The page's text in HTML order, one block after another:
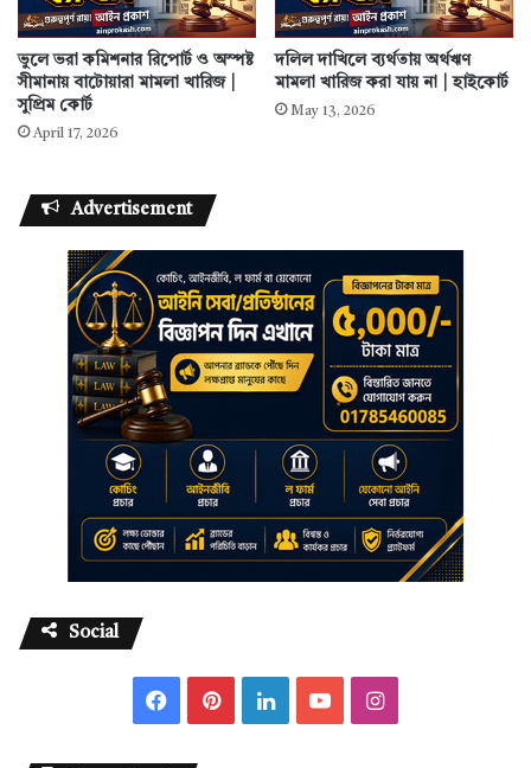
ভুলে ভরা কমিশনার রিপোর্ট ও অস্পষ্ট
সীমানায় বাটোয়ারা মামলা খারিজ |
সুপ্রিম কোর্ট
April 17, 2026
দলিল দাখিলে ব্যর্থতায় অর্থঋণ
মামলা খারিজ করা যায় না | হাইকোর্ট
May 13, 2026
Advertisement
Social
P L I